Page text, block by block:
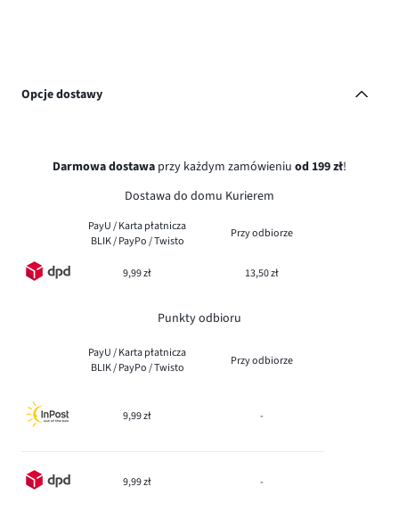
Opcje dostawy
Darmowa dostawa przy każdym zamówieniu od 199 zł!
Dostawa do domu Kurierem
PayU / Karta płatnicza
BLIK / PayPo / Twisto
Przy odbiorze
9,99 zł 13,50 zł
Punkty odbioru
PayU / Karta płatnicza
BLIK / PayPo / Twisto
Przy odbiorze
9,99 zł -
9,99 zł -